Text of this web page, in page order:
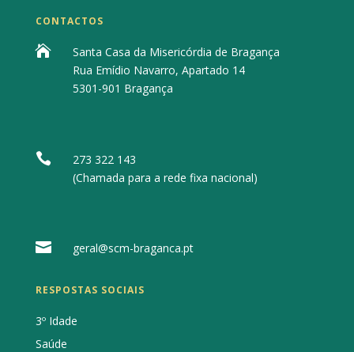
CONTACTOS

Santa Casa da Misericórdia de Bragança
Rua Emídio Navarro, Apartado 14
5301-901 Bragança

273 322 143
(Chamada para a rede fixa nacional)
 geral@scm-braganca.pt
RESPOSTAS SOCIAIS
3º Idade
Saúde